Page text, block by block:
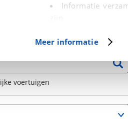
Informatie
(fingerprinting)
in. U
Cookieverklaring.
Met cookies en
Functionele cookies
Meer informatie
voertuigen